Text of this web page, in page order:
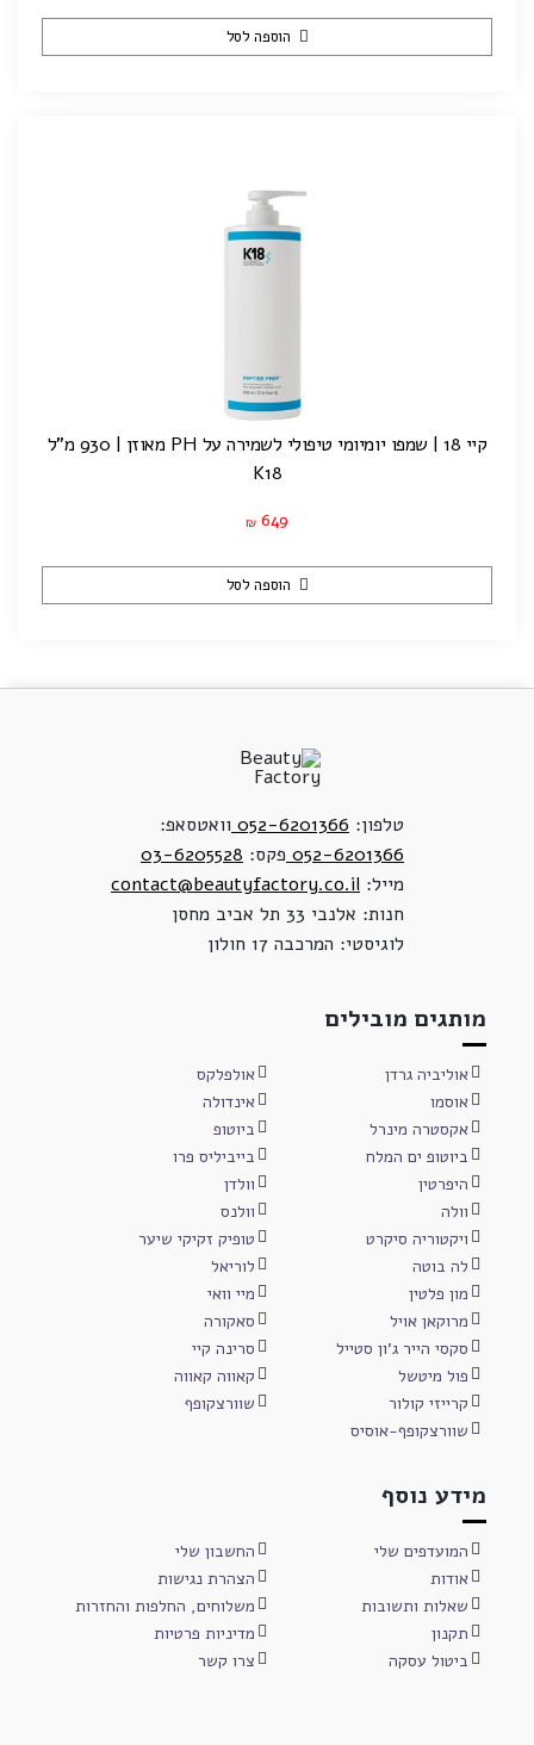
הוספה לסל
קיי 18 | שמפו יומיומי טיפולי לשמירה על PH מאוזן | 930 מ"ל
K18
₪ 649
הוספה לסל
טלפון: 052-6201366 וואטסאפ:
052-6201366 פקס: 03-6205528
מייל: contact@beautyfactory.co.il
חנות: אלנבי 33 תל אביב מחסן
לוגיסטי: המרכבה 17 חולון
מותגים מובילים
אוליביה גרדן
אולפלקס
אוסמו
אינדולה
אקסטרה מינרל
ביוטופ
ביוטופ ים המלח
בייביליס פרו
היפרטין
וולדן
וולה
וולנס
ויקטוריה סיקרט
טופיק זקיקי שיער
לה בוטה
לוריאל
מון פלטין
מיי וואי
מרוקאן אויל
סאקורה
סקסי הייר ג'ון סטייל
סרינה קיי
פול מיטשל
קאווה קאווה
קרייזי קולור
שוורצקופף
שוורצקופף-אוסיס
מידע נוסף
המועדפים שלי
החשבון שלי
אודות
הצהרת נגישות
שאלות ותשובות
משלוחים, החלפות והחזרות
תקנון
מדיניות פרטיות
ביטול עסקה
צרו קשר